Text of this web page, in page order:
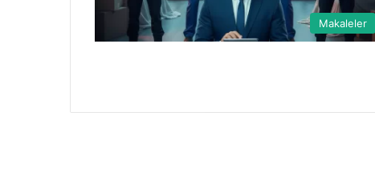
Makaleler